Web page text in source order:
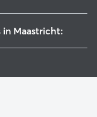
Maastricht: